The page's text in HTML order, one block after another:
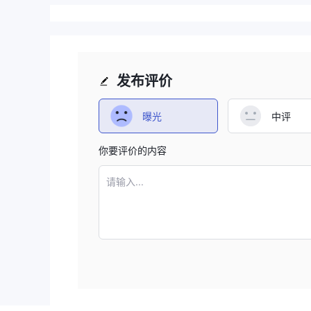
发布评价
曝光 中评
你要评价的内容
请输入...